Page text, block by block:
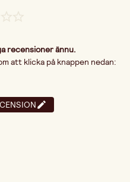
recensioner ännu.
att klicka på knappen nedan: